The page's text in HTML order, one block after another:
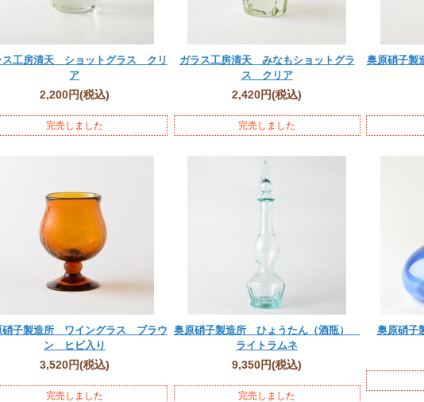
ス工房清天 ショットグラス クリ
ア
2,200円(税込)
完売しました
ガラス工房清天 みなもショットグラ
ス クリア
2,420円(税込)
完売しました
奥原硝子
硝子製造所 ワイングラス ブラウ
ン ヒビ入り
3,520円(税込)
完売しました
奥原硝子製造所 ひょうたん（酒瓶）
ライトラムネ
9,350円(税込)
完売しました
奥原硝